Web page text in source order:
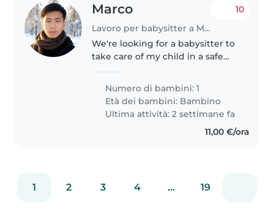
Marco
Lavoro per babysitter a Milano
10
We're looking for a babysitter to
take care of my child in a safe
together, preparing simple
meals or snacks, and helping..
Numero di bambini: 1
Età dei bambini: Bambino
Ultima attività: 2 settimane fa
11,00 €/ora
1 2 3 4 ... 19